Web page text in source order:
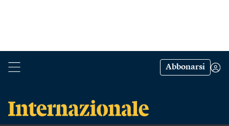
Abbonarsi